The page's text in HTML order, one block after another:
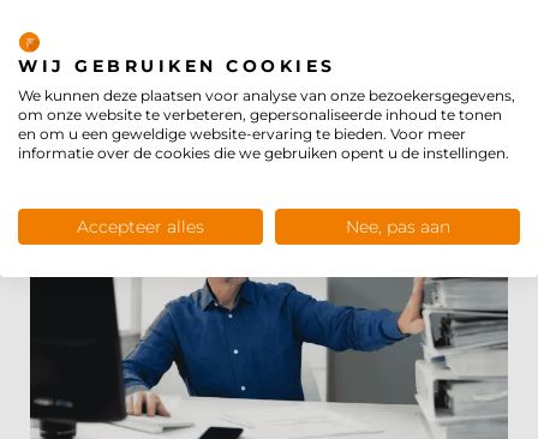
WIJ GEBRUIKEN COOKIES
We kunnen deze plaatsen voor analyse van onze bezoekersgegevens,
om onze website te verbeteren, gepersonaliseerde inhoud te tonen
en om u een geweldige website-ervaring te bieden. Voor meer
informatie over de cookies die we gebruiken opent u de instellingen.
Accepteer alles Nee, pas aan